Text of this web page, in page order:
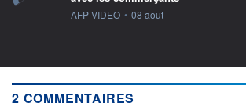
information fournie par
AFP VIDEO • 08 août
2 COMMENTAIRES